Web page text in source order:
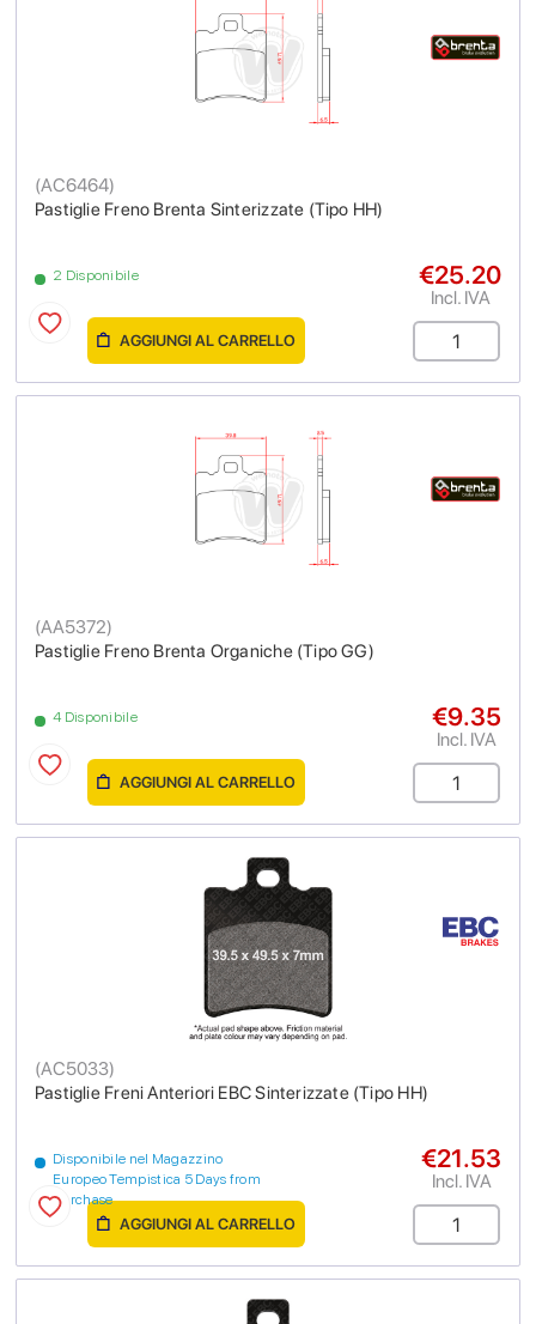
Pastiglie Freno Brenta Sinterizzate (Tipo HH)
(AC6464)
2 Disponibile €25.20
Incl. IVA
AGGIUNGI AL CARRELLO
Pastiglie Freno Brenta Organiche (Tipo GG)
(AA5372)
4 Disponibile €9.35
Incl. IVA
AGGIUNGI AL CARRELLO
Pastiglie Freni Anteriori EBC Sinterizzate (Tipo HH)
(AC5033)
Disponibile nel Magazzino
Europeo Tempistica 5 Days from
purchase
€21.53
Incl. IVA
AGGIUNGI AL CARRELLO